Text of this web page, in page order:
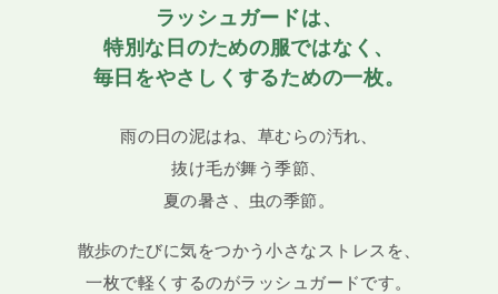
ラッシュガードは、
特別な日のための服ではなく、
毎日をやさしくするための一枚。
雨の日の泥はね、草むらの汚れ、
抜け毛が舞う季節、
夏の暑さ、虫の季節。
散歩のたびに気をつかう小さなストレスを、
一枚で軽くするのがラッシュガードです。